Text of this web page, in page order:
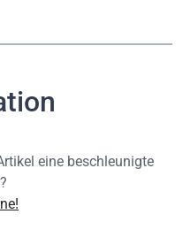
eine beschleunigte